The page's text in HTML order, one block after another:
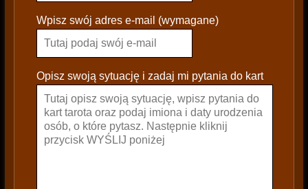
a
s
e
a
Wpisz swój adres e-mail (wymagane)
Opisz swoją sytuację i zadaj mi pytania do kart